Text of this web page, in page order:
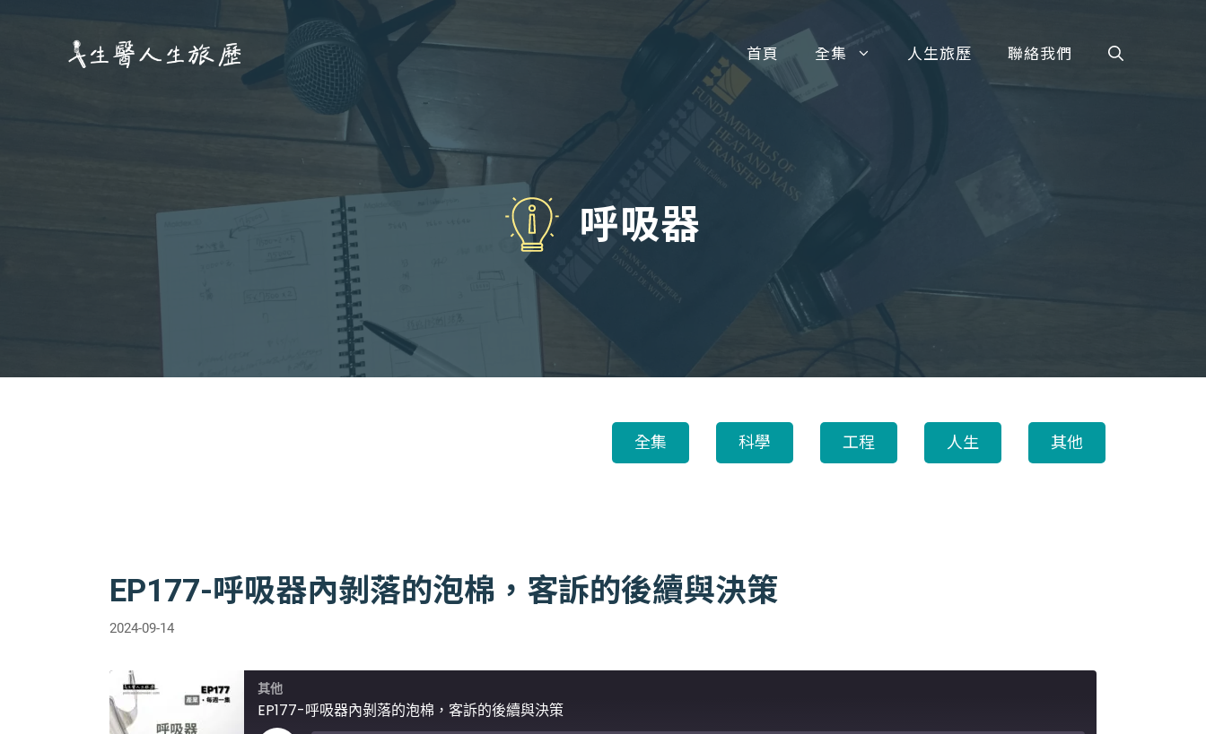
首頁 全集 人生旅歷 聯絡我們
呼吸器
全集 科學 工程 人生 其他
EP177-呼吸器內剝落的泡棉，客訴的後續與決策
2024-09-14
其他
EP177-呼吸器內剝落的泡棉，客訴的後續與決策